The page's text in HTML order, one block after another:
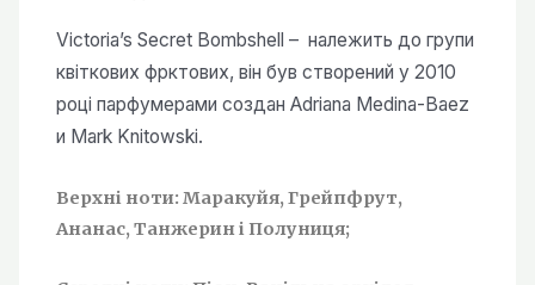
120,00 ₴
до
450,00 ₴
Victoria’s Secret Bombshell – належить до групи
квіткових фрктових, він був створений у 2010
році парфумерами создан Adriana Medina-Baez
и Mark Knitowski.
Верхні ноти: Маракуйя, Грейпфрут,
Ананас, Танжерин і Полуниця;